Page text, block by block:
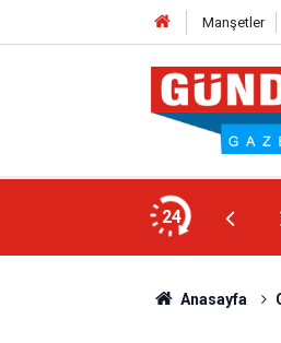
Manşetler
24
Anasayfa